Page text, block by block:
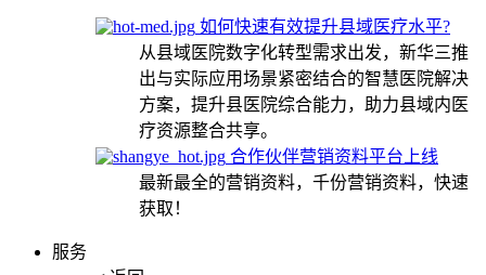
如何快速有效提升县域医疗水平?
从县域医院数字化转型需求出发，新华三推
出与实际应用场景紧密结合的智慧医院解决
方案，提升县医院综合能力，助力县域内医
疗资源整合共享。
合作伙伴营销资料平台上线
最新最全的营销资料，千份营销资料，快速
获取！
服务